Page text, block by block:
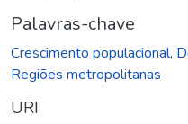
Palavras-chave
Crescimento populacional,
Regiões metropolitanas
URI